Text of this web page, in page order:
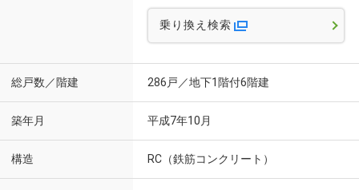
乗り換え検索
総戸数／階建 286戸／地下1階付6階建
築年月 平成7年10月
構造 RC（鉄筋コンクリート）